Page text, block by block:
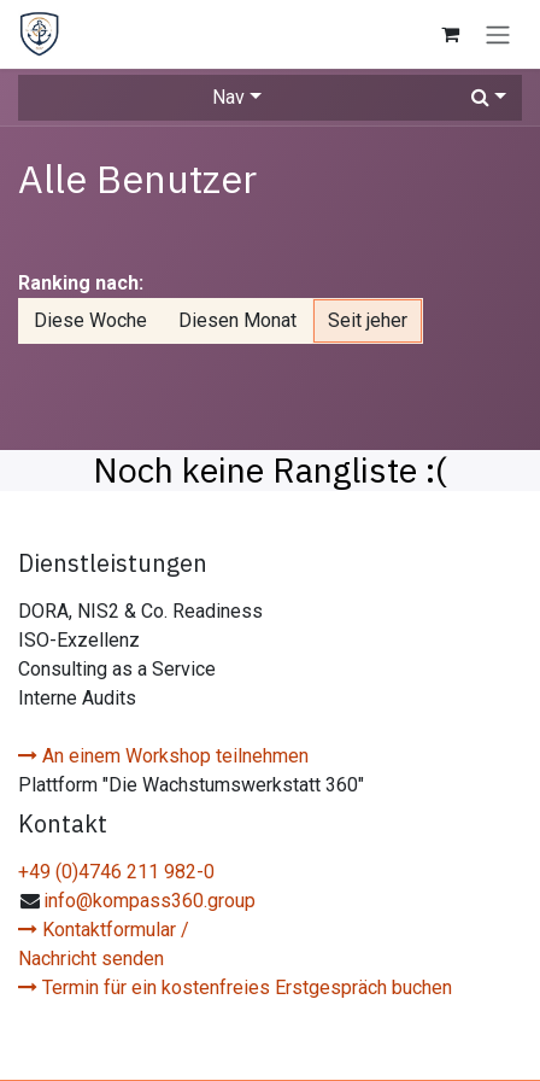
Zum Inhalt springen
Nav
Alle Benutzer
Ranking nach:
Diese Woche
Diesen Monat Seit jeher
Noch keine Rangliste :(
Dienstleistungen
DORA, NIS2 & Co. Readiness
ISO-Exzellenz
Consulting as a Service
Interne Audits
An einem Workshop teilnehmen
Plattform "Die Wachstumswerkstatt 360"
Kontakt
+49 (0)4746 211 982-0
info@kompass360.group
Kontaktformular /
Nachricht senden
Termin für ein kostenfreies Erstgespräch buchen